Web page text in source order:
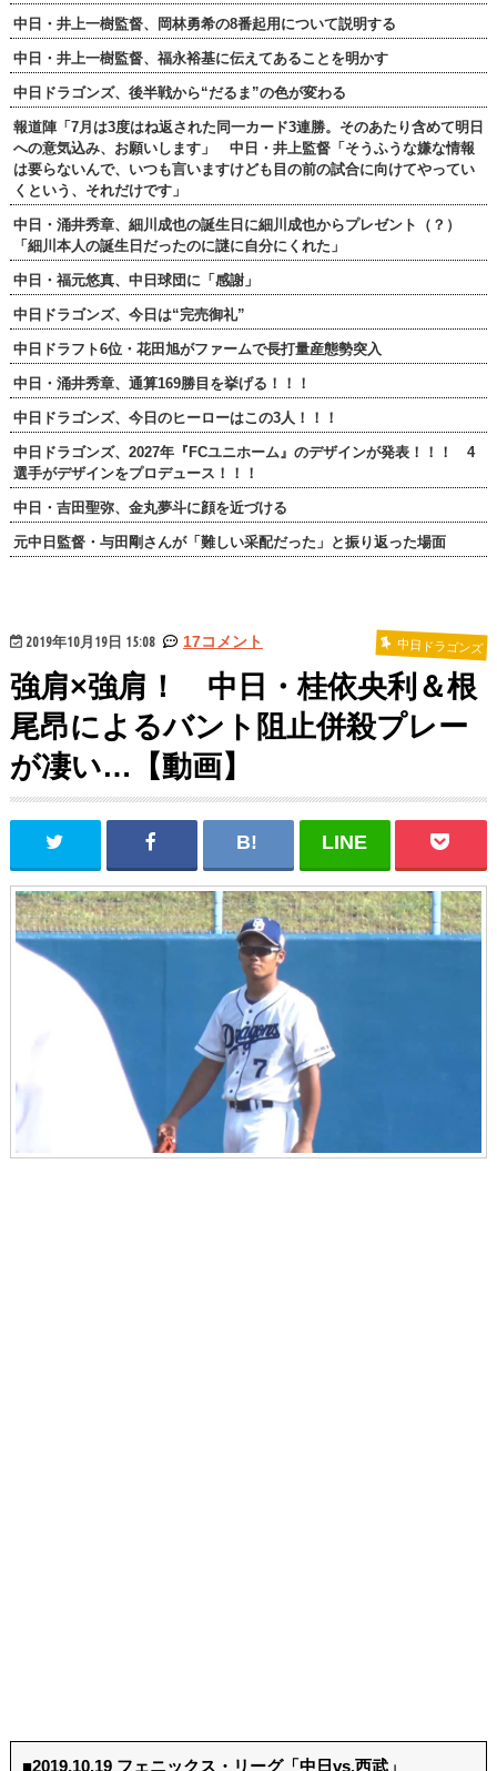
中日・井上一樹監督、岡林勇希の8番起用について説明する
中日・井上一樹監督、福永裕基に伝えてあることを明かす
中日ドラゴンズ、後半戦から“だるま”の色が変わる
報道陣「7月は3度はね返された同一カード3連勝。そのあたり含めて明日
への意気込み、お願いします」 中日・井上監督「そうふうな嫌な情報
は要らないんで、いつも言いますけども目の前の試合に向けてやってい
くという、それだけです」
中日・涌井秀章、細川成也の誕生日に細川成也からプレゼント（？）
「細川本人の誕生日だったのに謎に自分にくれた」
中日・福元悠真、中日球団に「感謝」
中日ドラゴンズ、今日は“完売御礼”
中日ドラフト6位・花田旭がファームで長打量産態勢突入
中日・涌井秀章、通算169勝目を挙げる！！！
中日ドラゴンズ、今日のヒーローはこの3人！！！
中日ドラゴンズ、2027年『FCユニホーム』のデザインが発表！！！ 4
選手がデザインをプロデュース！！！
中日・吉田聖弥、金丸夢斗に顔を近づける
元中日監督・与田剛さんが「難しい采配だった」と振り返った場面
2019年10月19日 15:08 17コメント 中日ドラゴンズ
強肩×強肩！ 中日・桂依央利＆根
尾昂によるバント阻止併殺プレー
が凄い…【動画】
■2019.10.19 フェニックス・リーグ「中日vs.西武」